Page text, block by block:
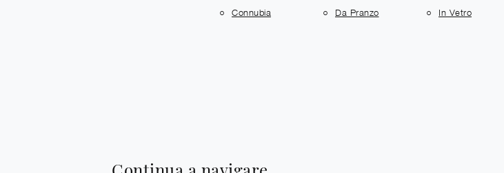
Connubia Da Pranzo In Vetro